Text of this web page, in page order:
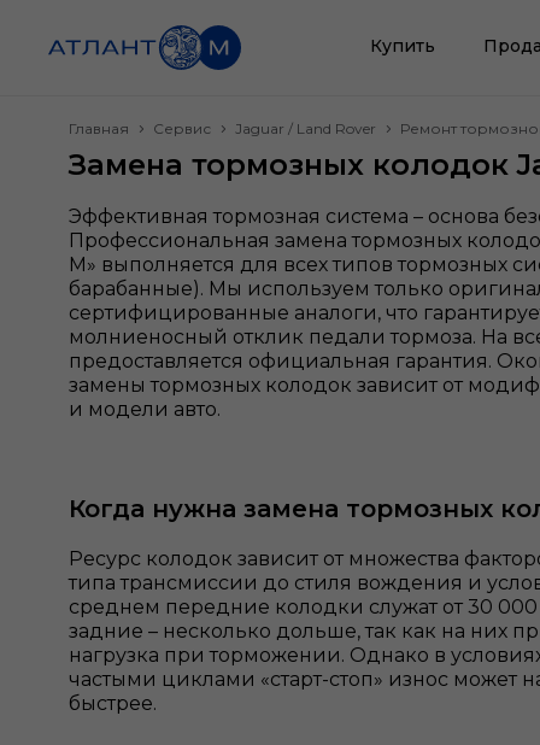
Купить
Главная Сервис Jaguar / Land Rover Ремонт
Замена тормозных колодок
Эффективная тормозная система – основа
Профессиональная замена тормозных
М» выполняется для всех типов тормозных
барабанные). Мы используем только
сертифицированные аналоги, что
молниеносный отклик педали тормоза. На
предоставляется официальная гарантия.
замены тормозных колодок зависит от
и модели авто.
Когда нужна замена тормозных
Ресурс колодок зависит от множества
типа трансмиссии до стиля вождения и
среднем передние колодки служат от 30
задние – несколько дольше, так как на них
нагрузка при торможении. Однако в
частыми циклами «старт-стоп» износ может
быстрее.